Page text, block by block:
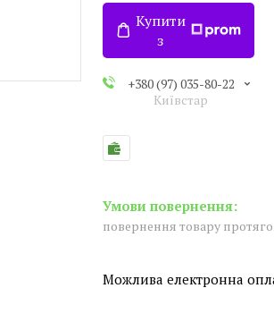
Купити
з
+380 (97) 035-80-22
Київстар
повернення товару